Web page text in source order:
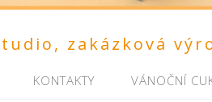
zakázková
KONTAKTY VÁNOČNÍ